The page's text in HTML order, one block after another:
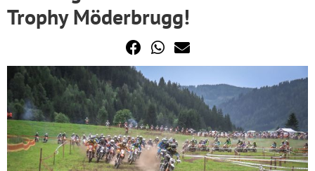
Trophy Möderbrugg!